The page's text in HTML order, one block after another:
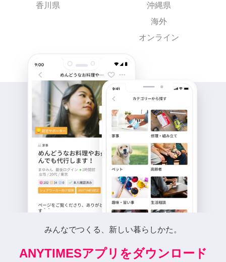
香川県
沖縄県
海外
オンライン
みんなでつくる、新しい暮らしかた。
ANYTIMESアプリをダウンロード